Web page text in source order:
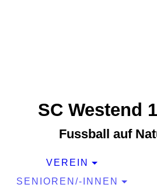
SC Westend
Fussball auf
VEREIN
SENIOREN/-INNEN